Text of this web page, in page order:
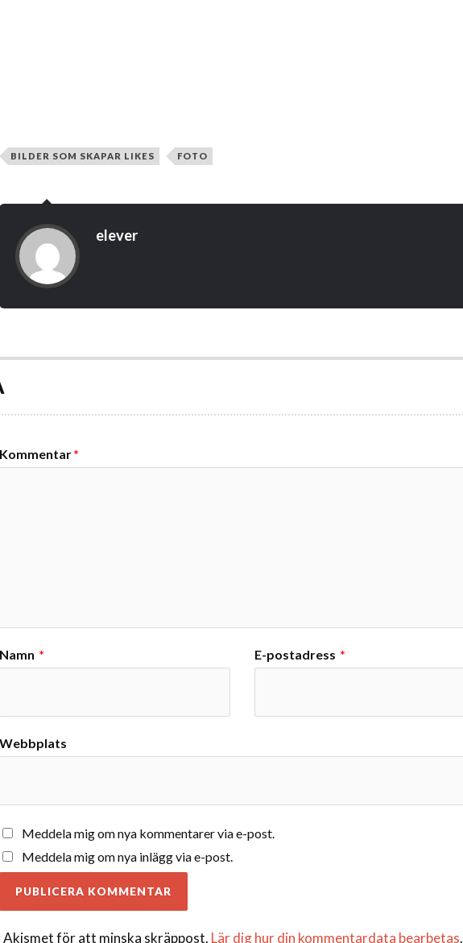
BILDER SOM SKAPAR LIKES FOTO
elever
Kommentar*
Namn * E-postadress *
Webbplats
Meddela mig om nya kommentarer via e-post.
Meddela mig om nya inlägg via e-post.
Akismet för att minska skräppost. Lär dig hur din kommentardata bearbetas.